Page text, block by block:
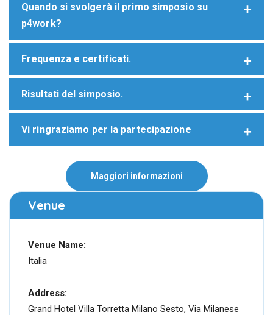
Quando si svolgerà il primo simposio su
p4work?
Frequenza e certificati.
Risultati del simposio.
Vi ringraziamo per la partecipazione
Maggiori informazioni
Venue
Venue Name:
Italia
Address:
Grand Hotel Villa Torretta Milano Sesto, Via Milanese